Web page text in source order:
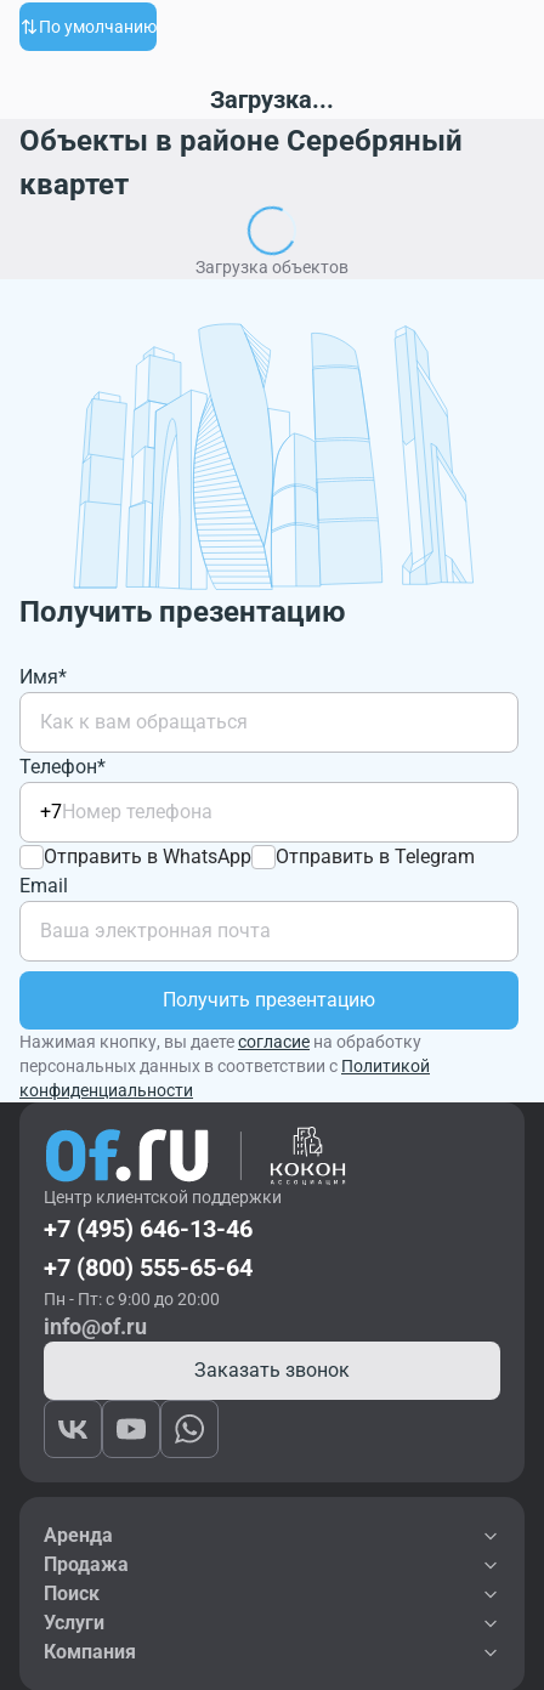
По умолчанию
Загрузка...
Объекты в районе Серебряный
квартет
Загрузка объектов
Получить презентацию
Имя*
Телефон*
+7
Отправить в WhatsApp
Отправить в Telegram
Email
Получить презентацию
Нажимая кнопку, вы даетесогласие на обработку
персональных данных в соответствии с Политикой
конфиденциальности
Центр клиентской поддержки
+7 (495) 646-13-46
+7 (800) 555-65-64
Пн - Пт: с 9:00 до 20:00
info@of.ru
Заказать звонок
Аренда
Продажа
Поиск
Услуги
Компания